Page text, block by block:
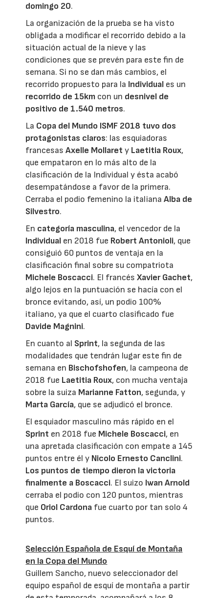
domingo 20.
La organización de la prueba se ha visto
obligada a modificar el recorrido debido a la
situación actual de la nieve y las
condiciones que se prevén para este fin de
semana. Si no se dan más cambios, el
recorrido propuesto para la Individual es un
recorrido de 15km con un desnivel de
positivo de 1.540 metros.
La Copa del Mundo ISMF 2018 tuvo dos
protagonistas claros: las esquiadoras
francesasAxelle Mollaret y Laetitia Roux,
que empataron en lo más alto de la
clasificación de la Individual y ésta acabó
desempatándose a favor de la primera.
Cerraba el podio femenino la italianaAlba de
Silvestro.
En categoría masculina, el vencedor de la
Individual en 2018 fue Robert Antonioli, que
consiguió 60 puntos de ventaja en la
clasificación final sobre su compatriota
Michele Boscacci. El francésXavier Gachet,
algo lejos en la puntuación se hacía con el
bronce evitando, así, un podio 100%
italiano, ya que el cuarto clasificado fue
Davide Magnini.
En cuanto al Sprint, la segunda de las
modalidades que tendrán lugar este fin de
semana en Bischofshofen, la campeona de
2018 fue Laetitia Roux, con mucha ventaja
sobre la suiza Marianne Fatton, segunda, y
Marta García, que se adjudicó el bronce.
El esquiador masculino más rápido en el
Sprint en 2018 fue Michele Boscacci, en
una apretada clasificación con empate a 145
puntos entre él y Nicolo Ernesto Canclini.
Los puntos de tiempo dieron la victoria
finalmente a Boscacci. El suizo Iwan Arnold
cerraba el podio con 120 puntos, mientras
que Oriol Cardona fue cuarto por tan solo 4
puntos.
Selección Española de Esquí de Montaña
en la Copa del Mundo
Guillem Sancho, nuevo seleccionador del
equipo español de esquí de montaña a partir